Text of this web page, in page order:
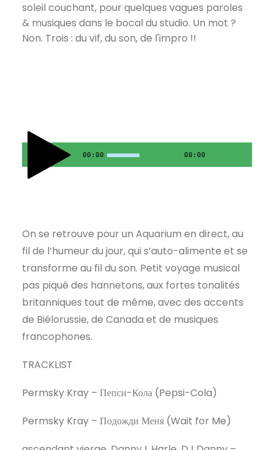
soleil couchant, pour quelques vagues paroles
& musiques dans le bocal du studio. Un mot ?
Non. Trois : du vif, du son, de l'impro !!
00:00 00:00
On se retrouve pour un Aquarium en direct, au
fil de l’humeur du jour, qui s’auto-alimente et se
transforme au fil du son. Petit voyage musical
pas piqué des hannetons, aux fortes tonalités
britanniques tout de même, avec des accents
de Biélorussie, de Canada et de musiques
francophones.
TRACKLIST
Permsky Kray – Пепси-Кола (Pepsi-Cola)
Permsky Kray – Подожди Меня (Wait for Me)